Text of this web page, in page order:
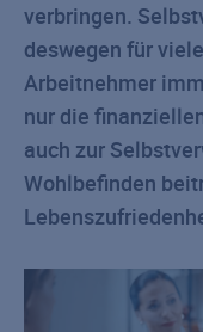
verbringen.
deswegen für
Arbeitnehmer
nur die
auch zur
Wohlbefinden